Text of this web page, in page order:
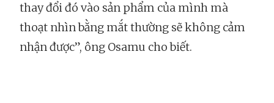
thay đổi đó vào sản phẩm của mình mà
thoạt nhìn bằng mắt thường sẽ không cảm
nhận được”, ông Osamu cho biết.